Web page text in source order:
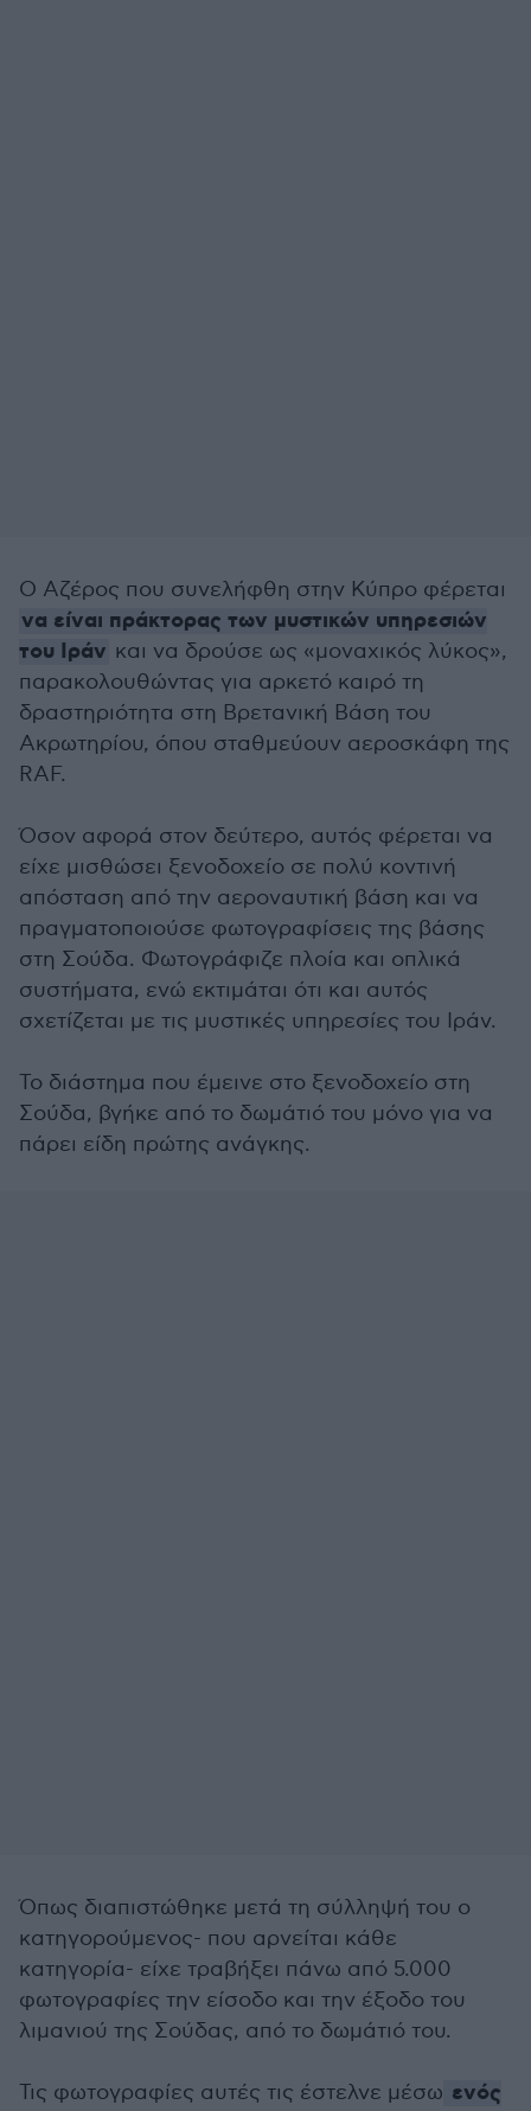
Ο Αζέρος που συνελήφθη στην Κύπρο φέρεται
να είναι πράκτορας των μυστικών υπηρεσιών
του Ιράν και να δρούσε ως «μοναχικός λύκος»,
παρακολουθώντας για αρκετό καιρό τη
δραστηριότητα στη Βρετανική Βάση του
Ακρωτηρίου, όπου σταθμεύουν αεροσκάφη της
RAF.
Όσον αφορά στον δεύτερο, αυτός φέρεται να
είχε μισθώσει ξενοδοχείο σε πολύ κοντινή
απόσταση από την αεροναυτική βάση και να
πραγματοποιούσε φωτογραφίσεις της βάσης
στη Σούδα. Φωτογράφιζε πλοία και οπλικά
συστήματα, ενώ εκτιμάται ότι και αυτός
σχετίζεται με τις μυστικές υπηρεσίες του Ιράν.
Το διάστημα που έμεινε στο ξενοδοχείο στη
Σούδα, βγήκε από το δωμάτιό του μόνο για να
πάρει είδη πρώτης ανάγκης.
Όπως διαπιστώθηκε μετά τη σύλληψή του ο
κατηγορούμενος- που αρνείται κάθε
κατηγορία- είχε τραβήξει πάνω από 5.000
φωτογραφίες την είσοδο και την έξοδο του
λιμανιού της Σούδας, από το δωμάτιό του.
Τις φωτογραφίες αυτές τις έστελνε μέσω ενός